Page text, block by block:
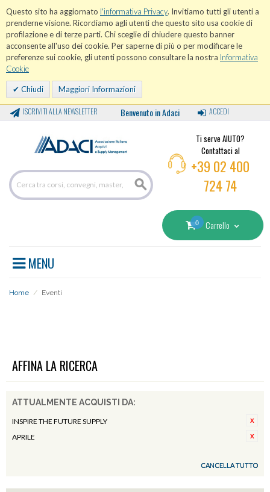
Questo sito ha aggiornato l'informativa Privacy. Invitiamo tutti gli utenti a
prenderne visione. Ricordiamo agli utenti che questo sito usa cookie di
profilazione e di terze parti. Chi sceglie di chiudere questo banner
acconsente all'uso dei cookie. Per saperne di più o per modificare le
preferenze sui cookie, gli utenti possono consultare la nostra Informativa
Cookie
Chiudi Maggiori Informazioni
ISCRIVITI ALLA NEWSLETTER Benvenuto in Adaci ACCEDI
Ti serve AIUTO?
Contattaci al
+39 02 400
724 74
0 Carrello
MENU
Home / Eventi
AFFINA LA RICERCA
ATTUALMENTE ACQUISTI DA:
INSPIRE THE FUTURE SUPPLY
APRILE
CANCELLA TUTTO